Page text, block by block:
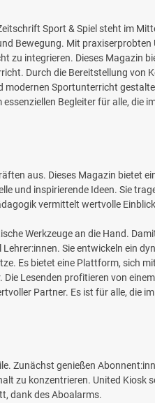
Sport & Spiel steht im
Bewegung. Mit
zu integrieren. Dieses Magazin
Durch die Bereitstellung von
Sportunterricht
Begleiter für alle, die
aus. Dieses Magazin bietet
und inspirierende Ideen. Sie
vermittelt wertvolle
Werkzeuge an die Hand.
Sie entwickeln ein
Es bietet eine Plattform, sich
Lesenden profitieren von
Partner. Es ist für alle, die
Zunächst genießen
zu konzentrieren. United Kiosk
dank des Aboalarms.